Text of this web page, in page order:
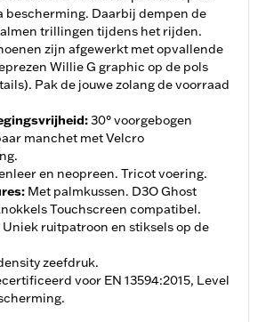
bescherming. Daarbij dempen de
trillingen tijdens het rijden.
zijn afgewerkt met opvallende
Willie G graphic op de pols
Pak de jouwe zolang de voorraad
:30° voorgebogen
manchet met Velcro
en neopreen. Tricot voering.
: Met palmkussen. D3O Ghost
Touchscreen compatibel.
Uniek ruitpatroon en stiksels op de
zeefdruk.
voor EN 13594:2015, Level